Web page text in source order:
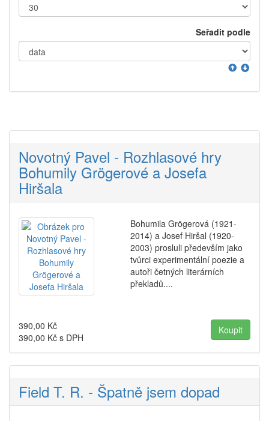
Seřadit podle
Novotný Pavel - Rozhlasové hry
Bohumily Grögerové a Josefa
Hiršala
Bohumila Grögerová (1921-
2014) a Josef Hiršal (1920-
2003) prosluli především jako
tvůrci experimentální poezie a
autoři četných literárních
překladů....
390,00 Kč
390,00 Kč s DPH
Field T. R. - Špatně jsem dopad